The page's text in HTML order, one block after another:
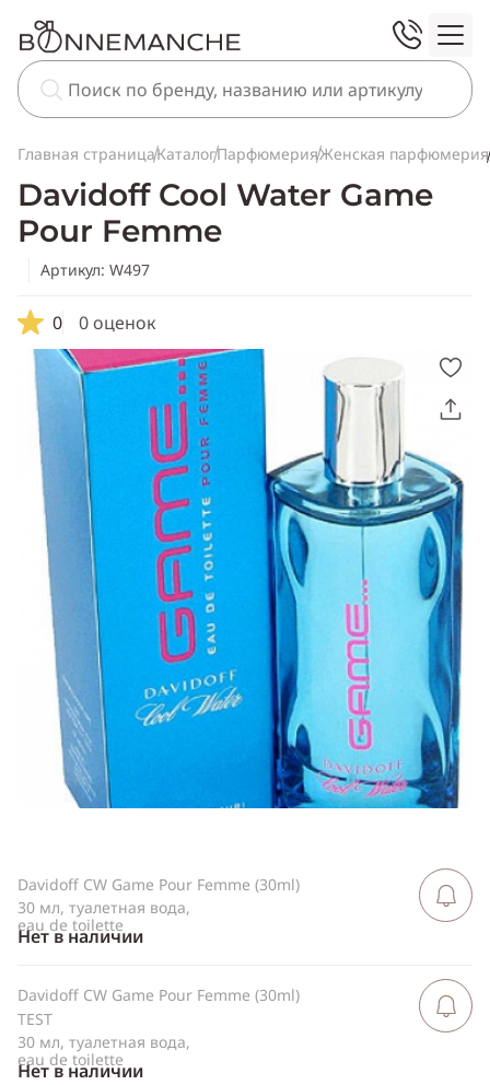
Главная страницаКаталогПарфюмерияЖенская парфюмерия
Davidoff Cool Water Game
Pour Femme
Артикул: W497
0 0 оценок
Скопировать
ссылку
Telegram
WhatsApp
Viber
ВКонтакте
Одноклассники
Davidoff CW Game Pour Femme (30ml)
30 мл, туалетная вода,
eau de toilette
Нет в наличии
Сообщить
Davidoff CW Game Pour Femme (30ml)
TEST
30 мл, туалетная вода,
eau de toilette
Нет в наличии
Сообщить